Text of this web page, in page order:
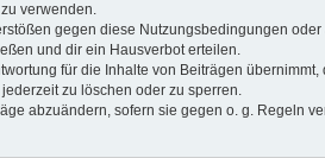
verwenden.
gegen diese Nutzungsbedingungen
und dir ein Hausverbot erteilen.
für die Inhalte von Beiträgen
zu löschen oder zu sperren.
abzuändern, sofern sie gegen o. g. Regeln